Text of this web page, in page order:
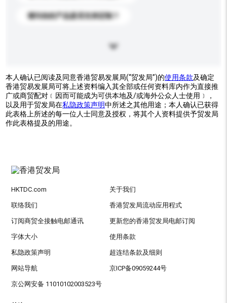
请问你的产品是否支持定制？
本人确认已阅读及同意香港贸易发展局(“贸发局”)的使用条款及确定
香港贸易发展局可将上述资料编入其全部或任何资料库内作为直接推
广或商贸配对﹝因而可能成为可供本地及/或海外公众人士使用﹞，
以及用于贸发局在私隐政策声明中所述之其他用途；本人确认已获得
此表格上所述的每一位人士同意及授权，将其个人资料提供予贸发局
作此表格提及的用途。
HKTDC.com 关于我们
联络我们 香港贸发局流动应用程式
订阅商贸全接触电邮通讯 更新您的香港贸发局电邮订阅
字体大小 使用条款
私隐政策声明 超连结条款及细则
网站导航 京ICP备09059244号
京公网安备 11010102003523号